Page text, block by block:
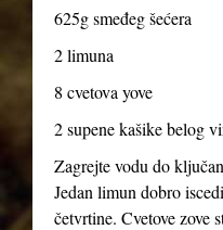
625g smeđeg šećera
2 limuna
8 cvetova yove
2 supene kašike belog
Zagrejte vodu do
Jedan limun dobro
četvrtine. Cvetove zove